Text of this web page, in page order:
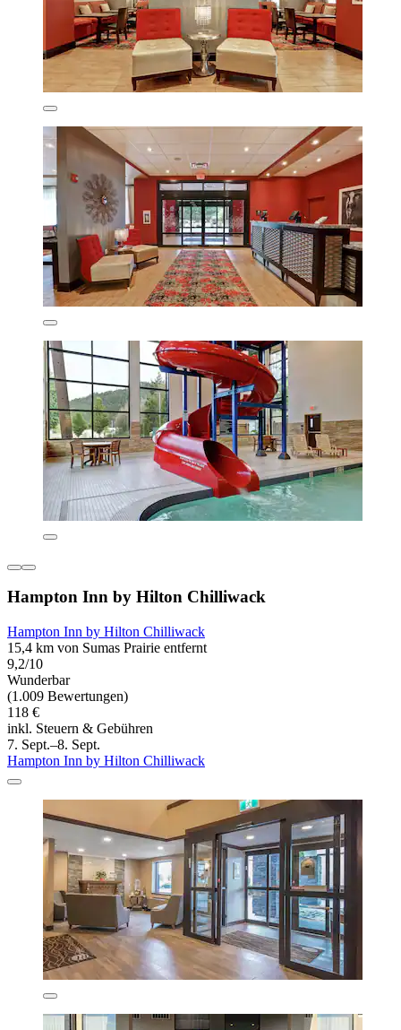
Hampton Inn by Hilton Chilliwack
Hampton Inn by Hilton Chilliwack
15,4 km von Sumas Prairie entfernt
9,2/10
Wunderbar
(1.009 Bewertungen)
118 €
inkl. Steuern & Gebühren
7. Sept.–8. Sept.
Hampton Inn by Hilton Chilliwack